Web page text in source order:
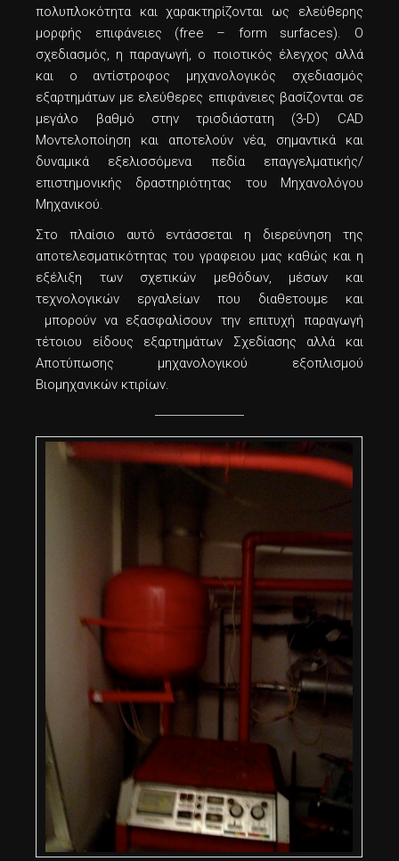
πολυπλοκότητα και χαρακτηρίζονται ως ελεύθερης
μορφής επιφάνειες (free – form surfaces). Ο
σχεδιασμός, η παραγωγή, ο ποιοτικός έλεγχος αλλά
και ο αντίστροφος μηχανολογικός σχεδιασμός
εξαρτημάτων με ελεύθερες επιφάνειες βασίζονται σε
μεγάλο βαθμό στην τρισδιάστατη (3-D) CAD
Μοντελοποίηση και αποτελούν νέα, σημαντικά και
δυναμικά εξελισσόμενα πεδία επαγγελματικής/
επιστημονικής δραστηριότητας του Μηχανολόγου
Μηχανικού.
Στο πλαίσιο αυτό εντάσσεται η διερεύνηση της
αποτελεσματικότητας του γραφειου μας καθώς και η
εξέλιξη των σχετικών μεθόδων, μέσων και
τεχνολογικών εργαλείων που διαθετουμε και
μπορούν να εξασφαλίσουν την επιτυχή παραγωγή
τέτοιου είδους εξαρτημάτων Σχεδίασης αλλά και
Αποτύπωσης μηχανολογικού εξοπλισμού
Βιομηχανικών κτιρίων.